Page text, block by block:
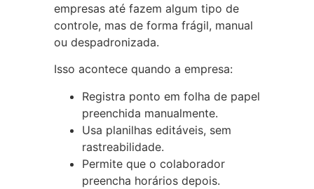
empresas até fazem algum tipo de
controle, mas de forma frágil, manual
ou despadronizada.
Isso acontece quando a empresa:
Registra ponto em folha de papel
preenchida manualmente.
Usa planilhas editáveis, sem
rastreabilidade.
Permite que o colaborador
preencha horários depois.